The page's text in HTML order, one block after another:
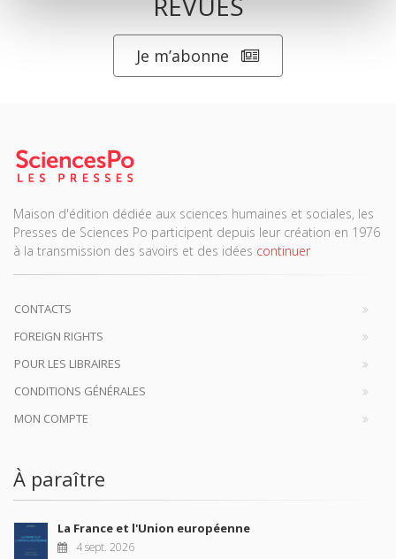
Je m’abonne
Maison d'édition dédiée aux sciences humaines et sociales, les
Presses de Sciences Po participent depuis leur création en 1976
à la transmission des savoirs et des idées continuer
CONTACTS
FOREIGN RIGHTS
POUR LES LIBRAIRES
CONDITIONS GÉNÉRALES
MON COMPTE
À paraître
La France et l'Union européenne
4 sept. 2026